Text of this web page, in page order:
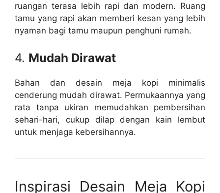
ruangan terasa lebih rapi dan modern. Ruang
tamu yang rapi akan memberi kesan yang lebih
nyaman bagi tamu maupun penghuni rumah.
4. Mudah Dirawat
Bahan dan desain meja kopi minimalis
cenderung mudah dirawat. Permukaannya yang
rata tanpa ukiran memudahkan pembersihan
sehari-hari, cukup dilap dengan kain lembut
untuk menjaga kebersihannya.
Inspirasi Desain Meja Kopi